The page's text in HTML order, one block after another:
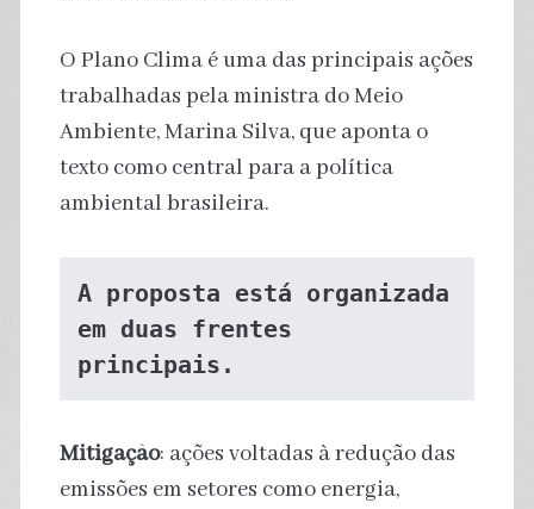
O Plano Clima é uma das principais ações
trabalhadas pela ministra do Meio
Ambiente, Marina Silva, que aponta o
texto como central para a política
ambiental brasileira.
A proposta está organizada
em duas frentes
principais.
Mitigação: ações voltadas à redução das
emissões em setores como energia,